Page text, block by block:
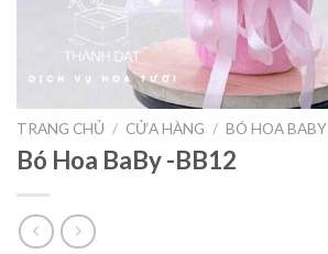
TRANG CHỦ / CỬA HÀNG / BÓ HOA BABY
Bó Hoa BaBy -BB12